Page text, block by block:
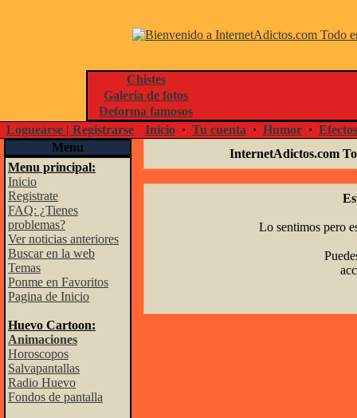
Chistes
Galeria de fotos
Deforma famosos
Loguearse | Registrarse
Inicio · Tu cuenta · Humor ·
Menu
Menu principal:
Inicio
Registrate
FAQ: ¿Tienes
problemas?
Ver noticias anteriores
Buscar en la web
Temas
Ponme en Favoritos
Pagina de Inicio
Huevo Cartoon:
Animaciones
Horoscopos
Salvapantallas
Radio Huevo
Fondos de pantalla
InternetAdictos.com
Lo sentimos pero